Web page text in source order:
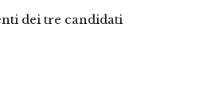
dei tre candidati